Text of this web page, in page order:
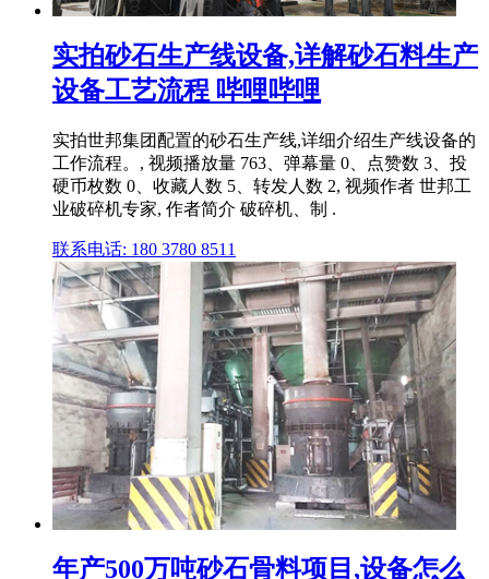
实拍砂石生产线设备,详解砂石料生产
设备工艺流程 哔哩哔哩
实拍世邦集团配置的砂石生产线,详细介绍生产线设备的
工作流程。, 视频播放量 763、弹幕量 0、点赞数 3、投
硬币枚数 0、收藏人数 5、转发人数 2, 视频作者 世邦工
业破碎机专家, 作者简介 破碎机、制 .
联系电话: 180 3780 8511
年产500万吨砂石骨料项目,设备怎么